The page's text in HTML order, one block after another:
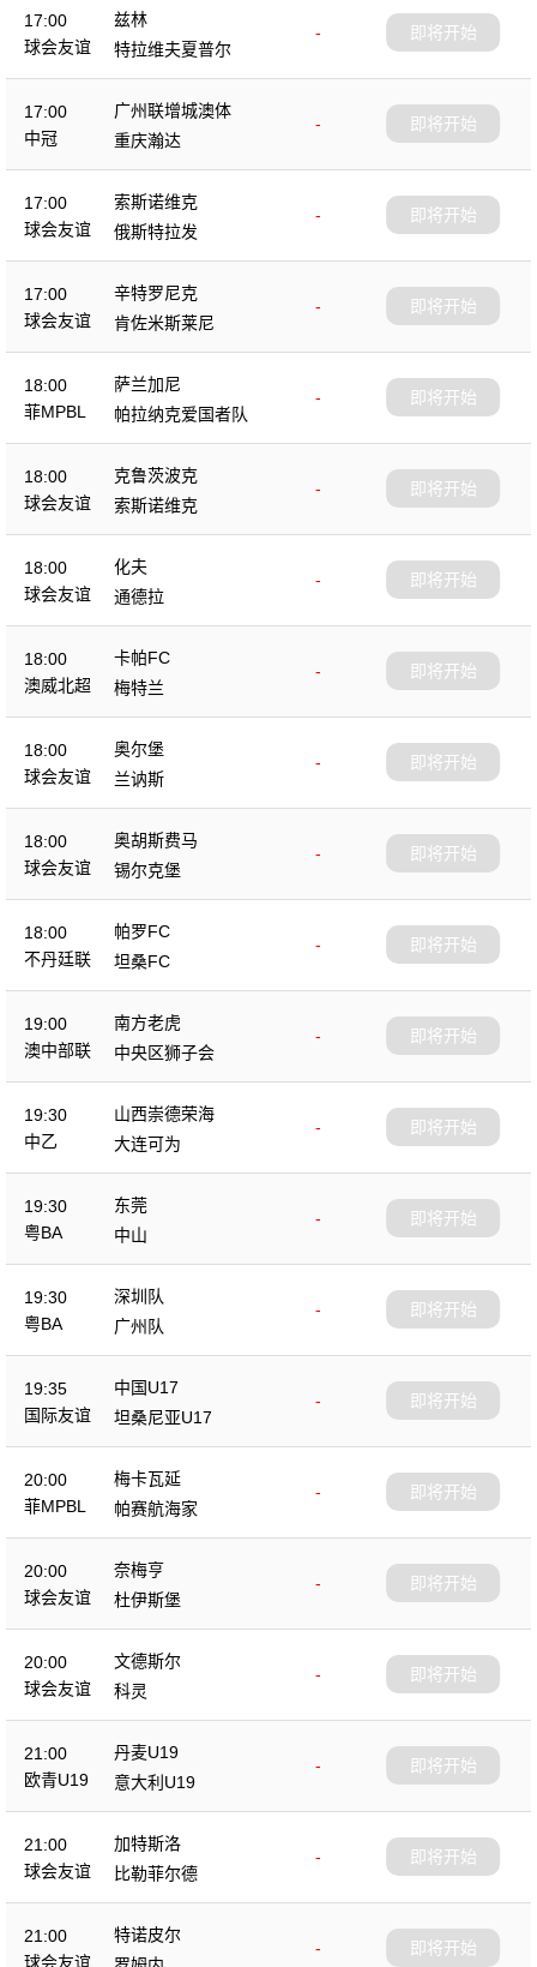
17:00
球会友谊
兹林
-
特拉维夫夏普尔
即将开始
17:00
中冠
广州联增城澳体
-
重庆瀚达
即将开始
17:00
球会友谊
索斯诺维克
-
俄斯特拉发
即将开始
17:00
球会友谊
辛特罗尼克
-
肯佐米斯莱尼
即将开始
18:00
菲MPBL
萨兰加尼
-
帕拉纳克爱国者队
即将开始
18:00
球会友谊
克鲁茨波克
-
索斯诺维克
即将开始
18:00
球会友谊
化夫
-
通德拉
即将开始
18:00
澳威北超
卡帕FC
-
梅特兰
即将开始
18:00
球会友谊
奥尔堡
-
兰讷斯
即将开始
18:00
球会友谊
奥胡斯费马
-
锡尔克堡
即将开始
18:00
不丹廷联
帕罗FC
-
坦桑FC
即将开始
19:00
澳中部联
南方老虎
-
中央区狮子会
即将开始
19:30
中乙
山西崇德荣海
-
大连可为
即将开始
19:30
粤BA
东莞
-
中山
即将开始
19:30
粤BA
深圳队
-
广州队
即将开始
19:35
国际友谊
中国U17
-
坦桑尼亚U17
即将开始
20:00
菲MPBL
梅卡瓦延
-
帕赛航海家
即将开始
20:00
球会友谊
奈梅亨
-
杜伊斯堡
即将开始
20:00
球会友谊
文德斯尔
-
科灵
即将开始
21:00
欧青U19
丹麦U19
-
意大利U19
即将开始
21:00
球会友谊
加特斯洛
-
比勒菲尔德
即将开始
21:00
球会友谊
特诺皮尔
-
即将开始